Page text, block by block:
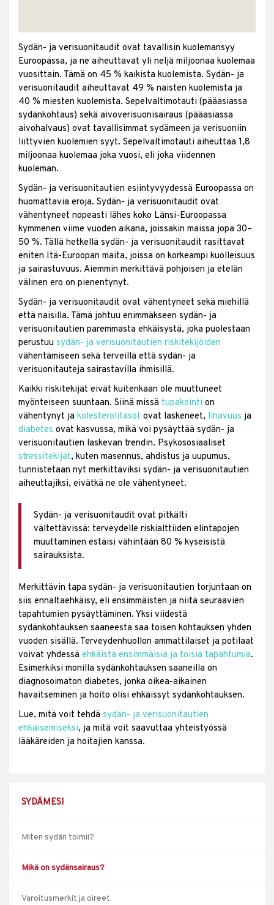
Sydän- ja verisuonitaudit ovat tavallisin kuolemansyy
Euroopassa, ja ne aiheuttavat yli neljä miljoonaa kuolemaa
vuosittain. Tämä on 45 % kaikista kuolemista. Sydän- ja
verisuonitaudit aiheuttavat 49 % naisten kuolemista ja
40 % miesten kuolemista. Sepelvaltimotauti (pääasiassa
sydänkohtaus) sekä aivoverisuonisairaus (pääasiassa
aivohalvaus) ovat tavallisimmat sydämeen ja verisuoniin
liittyvien kuolemien syyt. Sepelvaltimotauti aiheuttaa 1,8
miljoonaa kuolemaa joka vuosi, eli joka viidennen
kuoleman.
Sydän- ja verisuonitautien esiintyvyydessä Euroopassa on
huomattavia eroja. Sydän- ja verisuonitaudit ovat
vähentyneet nopeasti lähes koko Länsi-Euroopassa
kymmenen viime vuoden aikana, joissakin maissa jopa 30–
50 %. Tällä hetkellä sydän- ja verisuonitaudit rasittavat
eniten Itä-Euroopan maita, joissa on korkeampi kuolleisuus
ja sairastuvuus. Aiemmin merkittävä pohjoisen ja etelän
välinen ero on pienentynyt.
Sydän- ja verisuonitaudit ovat vähentyneet sekä miehillä
että naisilla. Tämä johtuu enimmäkseen sydän- ja
verisuonitautien paremmasta ehkäisystä, joka puolestaan
perustuu sydän- ja verisuonitautien riskitekijöiden
vähentämiseen sekä terveillä että sydän- ja
verisuonitauteja sairastavilla ihmisillä.
Kaikki riskitekijät eivät kuitenkaan ole muuttuneet
myönteiseen suuntaan. Siinä missä tupakointi on
vähentynyt ja kolesterolitasot ovat laskeneet, lihavuus ja
diabetes ovat kasvussa, mikä voi pysäyttää sydän- ja
verisuonitautien laskevan trendin. Psykososiaaliset
stressitekijät, kuten masennus, ahdistus ja uupumus,
tunnistetaan nyt merkittäviksi sydän- ja verisuonitautien
aiheuttajiksi, eivätkä ne ole vähentyneet.
Sydän- ja verisuonitaudit ovat pitkälti
vältettävissä: terveydelle riskialttiiden elintapojen
muuttaminen estäisi vähintään 80 % kyseisistä
sairauksista.
Merkittävin tapa sydän- ja verisuonitautien torjuntaan on
siis ennaltaehkäisy, eli ensimmäisten ja niitä seuraavien
tapahtumien pysäyttäminen. Yksi viidestä
sydänkohtauksen saaneesta saa toisen kohtauksen yhden
vuoden sisällä. Terveydenhuollon ammattilaiset ja potilaat
voivat yhdessä ehkäistä ensimmäisiä ja toisia tapahtumia.
Esimerkiksi monilla sydänkohtauksen saaneilla on
diagnosoimaton diabetes, jonka oikea-aikainen
havaitseminen ja hoito olisi ehkäissyt sydänkohtauksen.
Lue, mitä voit tehdä sydän- ja verisuonitautien
ehkäisemiseksi, ja mitä voit saavuttaa yhteistyössä
lääkäreiden ja hoitajien kanssa.
SYDÄMESI
Miten sydän toimii?
Mikä on sydänsairaus?
Varoitusmerkit ja oireet